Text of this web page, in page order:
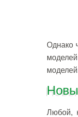
Однако
Любой,